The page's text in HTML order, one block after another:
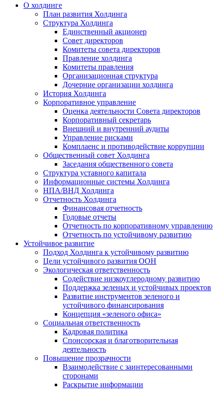
О холдинге
План развития Холдинга
Структура Холдинга
Единственный акционер
Совет директоров
Комитеты совета директоров
Правление холдинга
Комитеты правления
Организационная структура
Дочерние организации холдинга
История Холдинга
Корпоративное управление
Оценка деятельности Совета директоров
Корпоративный секретарь
Внешний и внутренний аудиты
Управление рисками
Комплаенс и противодействие коррупции
Общественный совет Холдинга
Заседания общественного совета
Структура уставного капитала
Информационные системы Холдинга
НПА/ВНД Холдинга
Отчетность Холдинга
Финансовая отчетность
Годовые отчеты
Отчетность по корпоративному управлению
Отчетность по устойчивому развитию
Устойчивое развитие
Подход Холдинга к устойчивому развитию
Цели устойчивого развития ООН
Экологическая ответственность
Содействие низкоуглеродному развитию
Поддержка зеленых и устойчивых проектов
Развитие инструментов зеленого и
устойчивого финансирования
Концепция «зеленого офиса»
Социальная ответственность
Кадровая политика
Спонсорская и благотворительная
деятельность
Повышение прозрачности
Взаимодействие с заинтересованными
сторонами
Раскрытие информации